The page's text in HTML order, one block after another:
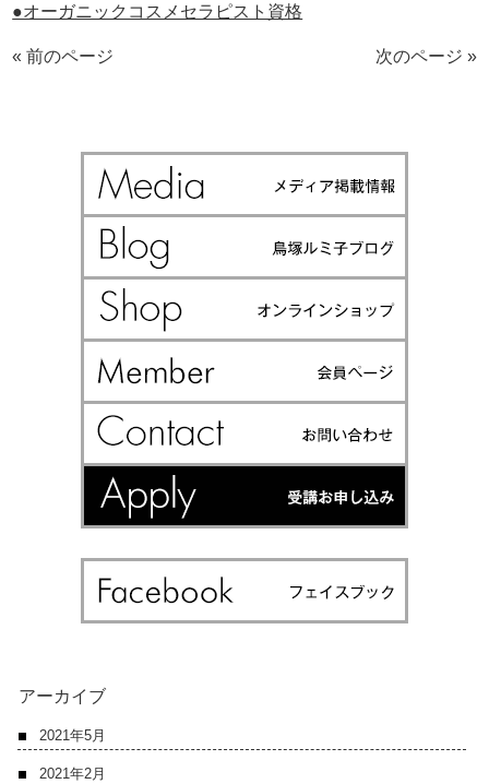
●オーガニックコスメセラピスト資格
« 前のページ 次のページ »
アーカイブ
2021年5月
2021年2月